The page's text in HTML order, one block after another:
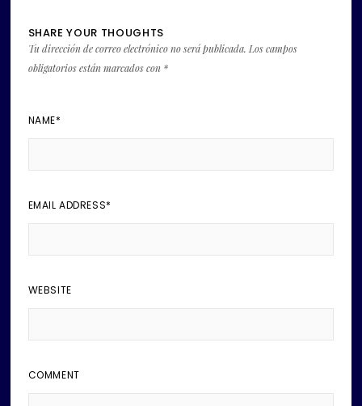
SHARE YOUR THOUGHTS
Tu dirección de correo electrónico no será publicada. Los campos
obligatorios están marcados con *
NAME*
EMAIL ADDRESS*
WEBSITE
COMMENT